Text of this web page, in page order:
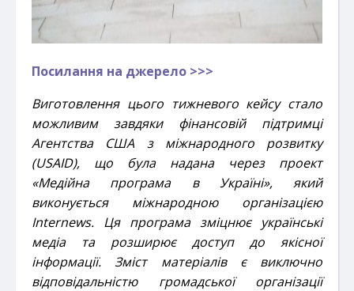
Посилання на джерело >>>
Виготовлення цього тижневого кейсу стало
можливим завдяки фінансовій підтримці
Агентства США з міжнародного розвитку
(USAID), що була надана через проект
«Медійна програма в Україні», який
виконується міжнародною організацією
Internews. Ця програма зміцнює українські
медіа та розширює доступ до якісної
інформації. Зміст матеріалів є виключно
відповідальністю громадської організації